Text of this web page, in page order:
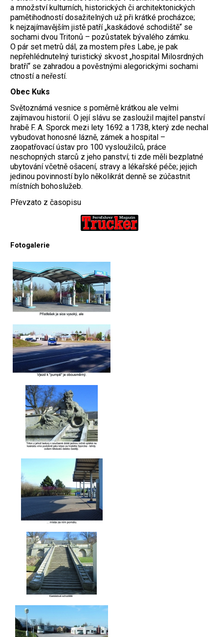
a množství kulturních, historických či architektonických
pamětihodností dosažitelných už při krátké procházce;
k nejzajímavějším jistě patří „kaskádové schodiště“ se
sochami dvou Tritonů – pozůstatek bývalého zámku.
O pár set metrů dál, za mostem přes Labe, je pak
nepřehlédnutelný turistický skvost „hospital Milosrdných
bratří“ se zahradou a pověstnými alegorickými sochami
ctností a neřestí.
Obec Kuks
Světoznámá vesnice s poměrně krátkou ale velmi
zajímavou historií. O její slávu se zasloužil majitel panství
hrabě F. A. Sporck mezi lety 1692 a 1738, který zde nechal
vybudovat honosné lázně, zámek a hospital –
zaopatřovací ústav pro 100 vysloužilců, práce
neschopných starců z jeho panství; ti zde měli bezplatné
ubytování včetně ošacení, stravy a lékařské péče; jejich
jedinou povinností bylo několikrát denně se zúčastnit
místních bohoslužeb.
Převzato z časopisu
Fotogalerie